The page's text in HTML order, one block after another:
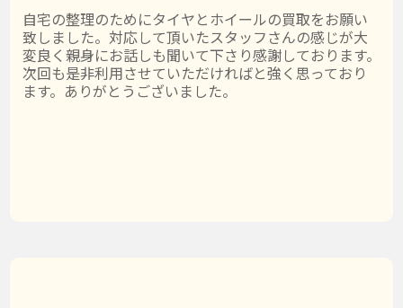
自宅の整理のためにタイヤとホイールの買取をお願い
致しました。対応して頂いたスタッフさんの感じが大
変良く親身にお話しも聞いて下さり感謝しております。
次回も是非利用させていただければと強く思っており
ます。ありがとうございました。